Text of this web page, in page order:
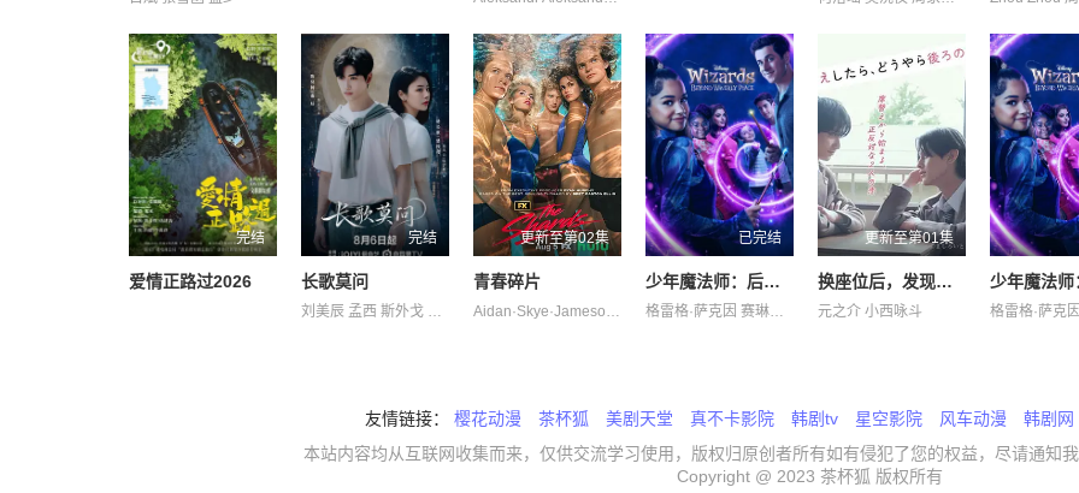
完结
爱情正路过2026
完结
长歌莫问
更新至第02集
青春碎片
已完结
少年魔法师：后继者第三季
格雷格·萨克因 赛琳娜·戈麦斯
更新至第01集
换座位后，发现身后的男生好像喜欢我
元之介 小西咏斗
友情链接： 樱花动漫 茶杯狐 美剧天堂 真不卡影院 韩剧tv 星空影院 风车动漫
韩剧网
本站内容均从互联网收集而来，仅供交流学习使用，版权归原创者所有如有侵犯了您的权益，尽请通知
Copyright @ 2023 茶杯狐 版权所有